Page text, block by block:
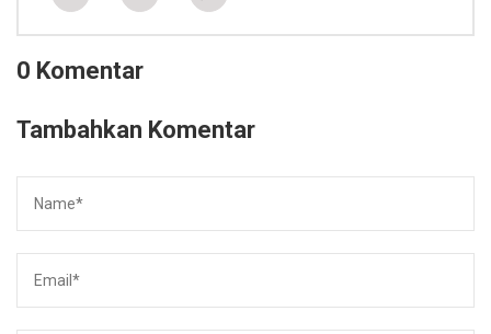
0 Komentar
Tambahkan Komentar